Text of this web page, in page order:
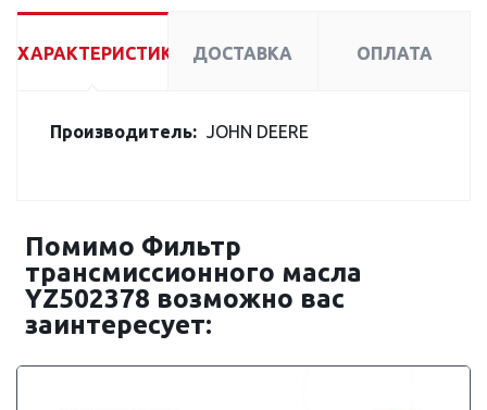
ХАРАКТЕРИСТИКИ ДОСТАВКА ОПЛАТА
Производитель: JOHN DEERE
Помимо Фильтр
трансмиссионного масла
YZ502378 возможно вас
заинтересует: